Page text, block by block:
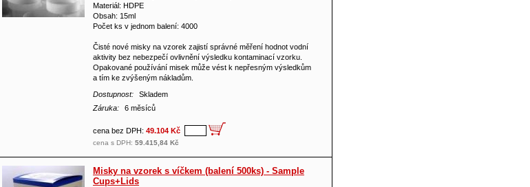
Materiál: HDPE
Obsah: 15ml
Počet ks v jednom balení: 4000
Čisté nové misky na vzorek zajistí správné měření hodnot vodní
aktivity bez nebezpečí ovlivnění výsledku kontaminací vzorku.
Opakované používání misek může vést k nepřesným výsledkům
a tím ke zvýšeným nákladům.
Dostupnost:
Skladem
Záruka:
6 měsíců
cena bez DPH: 49.104 Kč
cena s DPH: 59.415,84 Kč
Misky na vzorek s víčkem (balení 500ks) - Sample
Cups+Lids